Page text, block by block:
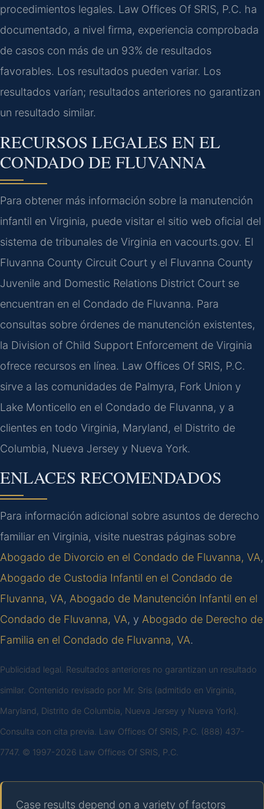
procedimientos legales. Law Offices Of SRIS, P.C. ha
documentado, a nivel firma, experiencia comprobada
de casos con más de un 93% de resultados
favorables. Los resultados pueden variar. Los
resultados varían; resultados anteriores no garantizan
un resultado similar.
RECURSOS LEGALES EN EL
CONDADO DE FLUVANNA
Para obtener más información sobre la manutención
infantil en Virginia, puede visitar el sitio web oficial del
sistema de tribunales de Virginia en vacourts.gov. El
Fluvanna County Circuit Court y el Fluvanna County
Juvenile and Domestic Relations District Court se
encuentran en el Condado de Fluvanna. Para
consultas sobre órdenes de manutención existentes,
la Division of Child Support Enforcement de Virginia
ofrece recursos en línea. Law Offices Of SRIS, P.C.
sirve a las comunidades de Palmyra, Fork Union y
Lake Monticello en el Condado de Fluvanna, y a
clientes en todo Virginia, Maryland, el Distrito de
Columbia, Nueva Jersey y Nueva York.
ENLACES RECOMENDADOS
Para información adicional sobre asuntos de derecho
familiar en Virginia, visite nuestras páginas sobre
Abogado de Divorcio en el Condado de Fluvanna, VA,
Abogado de Custodia Infantil en el Condado de
Fluvanna, VA, Abogado de Manutención Infantil en el
Condado de Fluvanna, VA, y Abogado de Derecho de
Familia en el Condado de Fluvanna, VA.
Publicidad legal. Resultados anteriores no garantizan un resultado
similar. Contenido revisado por Mr. Sris (admitido en Virginia,
Maryland, Distrito de Columbia, Nueva Jersey y Nueva York).
Consulta con cita previa. Law Offices Of SRIS, P.C. (888) 437-
7747. © 1997-2026 Law Offices Of SRIS, P.C.
Case results depend on a variety of factors